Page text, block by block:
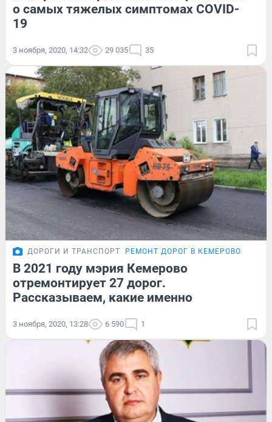
о самых тяжелых симптомах COVID-
19
3 ноября, 2020, 14:32 29 035 35
ДОРОГИ И ТРАНСПОРТ РЕМОНТ ДОРОГ В КЕМЕРОВО
В 2021 году мэрия Кемерово
отремонтирует 27 дорог.
Рассказываем, какие именно
3 ноября, 2020, 13:28 6 590 1